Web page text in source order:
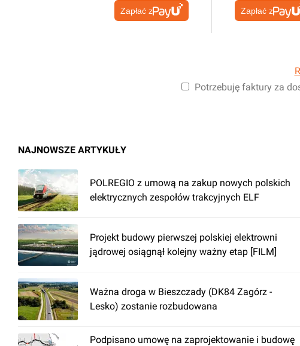
Zapłać z Zapłać z
Potrzebuję faktury za
NAJNOWSZE ARTYKUŁY
POLREGIO z umową na zakup nowych polskich
elektrycznych zespołów trakcyjnych ELF
Projekt budowy pierwszej polskiej elektrowni
jądrowej osiągnął kolejny ważny etap [FILM]
Ważna droga w Bieszczady (DK84 Zagórz -
Lesko) zostanie rozbudowana
Podpisano umowę na zaprojektowanie i budowę